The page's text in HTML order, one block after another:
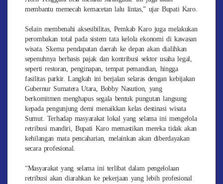
membantu memecah kemacetan lalu lintas,” ujar Bupati Karo.
Selain membenahi aksesibilitas, Pemkab Karo juga melakukan
perombakan total pada sistem tata kelola ekonomi di kawasan
wisata. Skema pendapatan daerah ke depan akan dialihkan
sepenuhnya berbasis pajak dan kontribusi sektor usaha legal,
seperti restoran, penginapan, tempat pemandian, hingga
fasilitas parkir. Langkah ini berjalan selaras dengan kebijakan
Gubernur Sumatera Utara, Bobby Nasution, yang
berkomitmen menghapus segala bentuk pungutan langsung
kepada pengunjung demi menaikkan kelas destinasi wisata
Sumut. Terhadap masyarakat lokal yang selama ini mengelola
retribusi mandiri, Bupati Karo memastikan mereka tidak akan
kehilangan mata pencaharian, melainkan akan diberdayakan
secara profesional.
“Masyarakat yang selama ini terlibat dalam pengelolaan
retribusi akan diarahkan ke pekerjaan yang lebih profesional